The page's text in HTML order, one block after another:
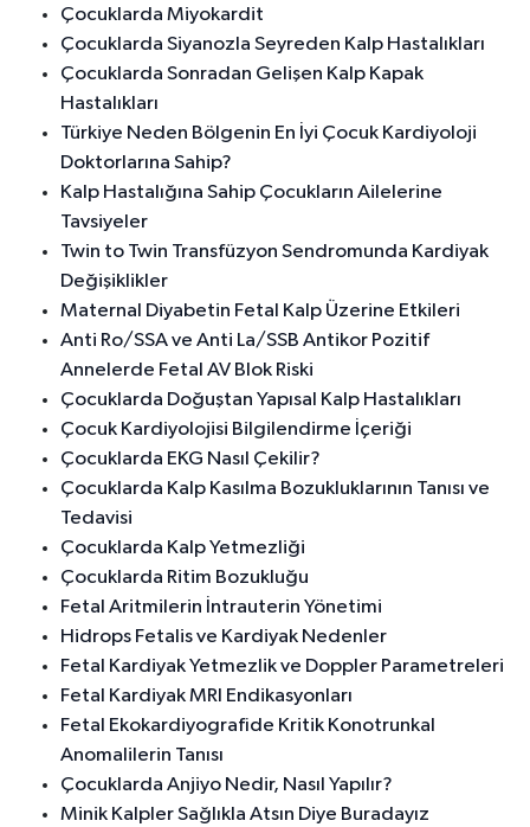
Çocuklarda Miyokardit
Çocuklarda Siyanozla Seyreden Kalp Hastalıkları
Çocuklarda Sonradan Gelişen Kalp Kapak
Hastalıkları
Türkiye Neden Bölgenin En İyi Çocuk Kardiyoloji
Doktorlarına Sahip?
Kalp Hastalığına Sahip Çocukların Ailelerine
Tavsiyeler
Twin to Twin Transfüzyon Sendromunda Kardiyak
Değişiklikler
Maternal Diyabetin Fetal Kalp Üzerine Etkileri
Anti Ro/SSA ve Anti La/SSB Antikor Pozitif
Annelerde Fetal AV Blok Riski
Çocuklarda Doğuştan Yapısal Kalp Hastalıkları
Çocuk Kardiyolojisi Bilgilendirme İçeriği
Çocuklarda EKG Nasıl Çekilir?
Çocuklarda Kalp Kasılma Bozukluklarının Tanısı ve
Tedavisi
Çocuklarda Kalp Yetmezliği
Çocuklarda Ritim Bozukluğu
Fetal Aritmilerin İntrauterin Yönetimi
Hidrops Fetalis ve Kardiyak Nedenler
Fetal Kardiyak Yetmezlik ve Doppler Parametreleri
Fetal Kardiyak MRI Endikasyonları
Fetal Ekokardiyografide Kritik Konotrunkal
Anomalilerin Tanısı
Çocuklarda Anjiyo Nedir, Nasıl Yapılır?
Minik Kalpler Sağlıkla Atsın Diye Buradayız